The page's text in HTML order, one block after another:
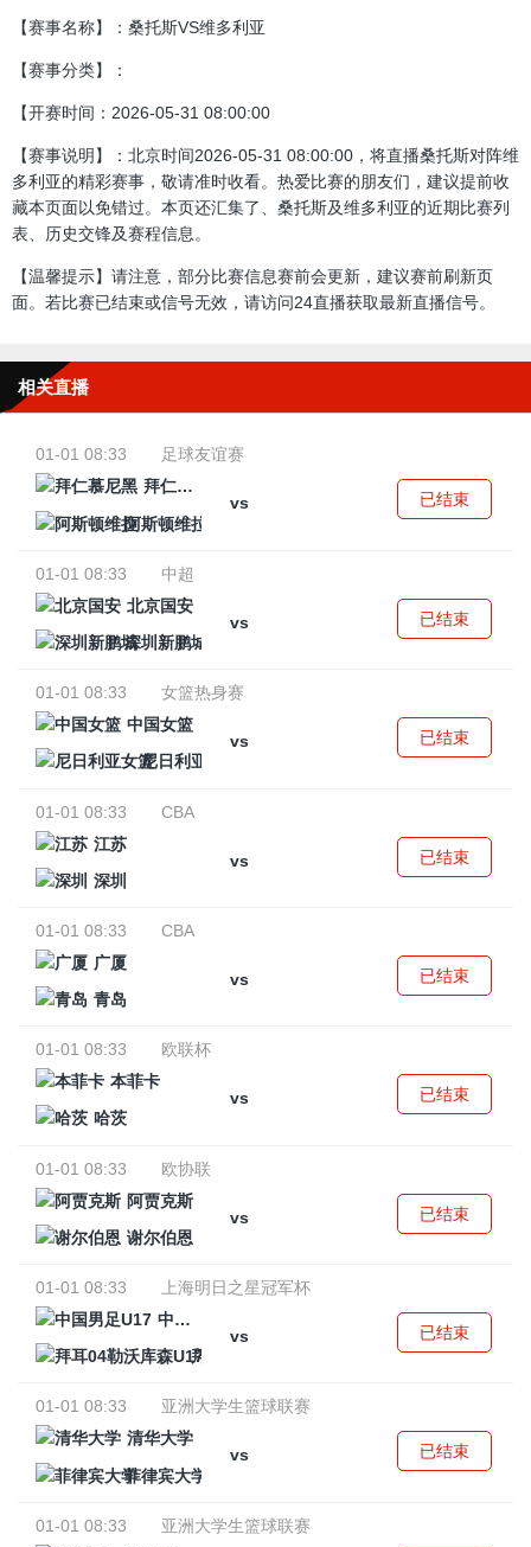
【赛事名称】：桑托斯VS维多利亚
【赛事分类】：
【开赛时间：2026-05-31 08:00:00
【赛事说明】：北京时间2026-05-31 08:00:00，将直播桑托斯对阵维
多利亚的精彩赛事，敬请准时收看。热爱比赛的朋友们，建议提前收
藏本页面以免错过。本页还汇集了、桑托斯及维多利亚的近期比赛列
表、历史交锋及赛程信息。
【温馨提示】请注意，部分比赛信息赛前会更新，建议赛前刷新页
面。若比赛已结束或信号无效，请访问24直播获取最新直播信号。
相关直播
01-01 08:33
足球友谊赛
拜仁慕尼黑
vs
阿斯顿维拉
已结束
01-01 08:33
中超
北京国安
vs
深圳新鹏城
已结束
01-01 08:33
女篮热身赛
中国女篮
vs
尼日利亚女篮
已结束
01-01 08:33
CBA
江苏
vs
深圳
已结束
01-01 08:33
CBA
广厦
vs
青岛
已结束
01-01 08:33
欧联杯
本菲卡
vs
哈茨
已结束
01-01 08:33
欧协联
阿贾克斯
vs
谢尔伯恩
已结束
01-01 08:33
上海明日之星冠军杯
中国男足U17
vs
拜耳04勒沃库森U17
已结束
01-01 08:33
亚洲大学生篮球联赛
清华大学
vs
菲律宾大学
已结束
01-01 08:33
亚洲大学生篮球联赛